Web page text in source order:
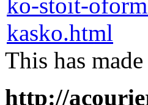
This has
http://